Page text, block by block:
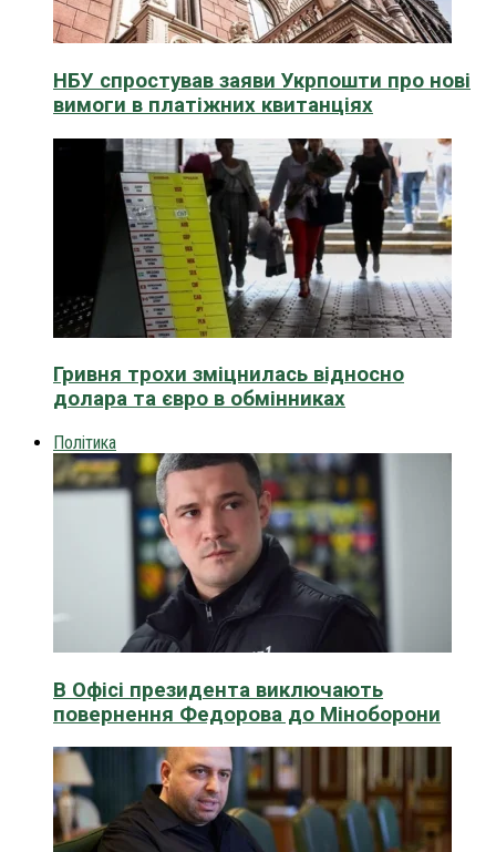
НБУ спростував заяви Укрпошти про нові
вимоги в платіжних квитанціях
Гривня трохи зміцнилась відносно
долара та євро в обмінниках
Політика
В Офісі президента виключають
повернення Федорова до Міноборони